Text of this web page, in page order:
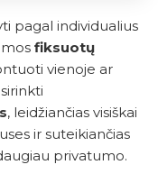
pagal individualius
fiksuotų
vienoje ar
, leidžiančias visiškai
ir suteikiančias
privatumo.